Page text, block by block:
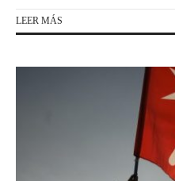
LEER MÁS